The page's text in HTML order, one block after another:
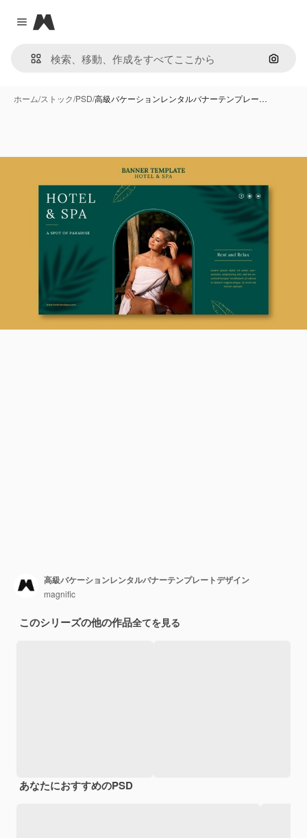
Close menu
Magnific
画像で
ホーム/ストック/PSD/高級バケーションレンタルバナーテンプレー…
高級バケーションレンタルバナーテンプレートデザイン
magnific
このシリーズの他の作品全てを見る
あなたにおすすめのPSD